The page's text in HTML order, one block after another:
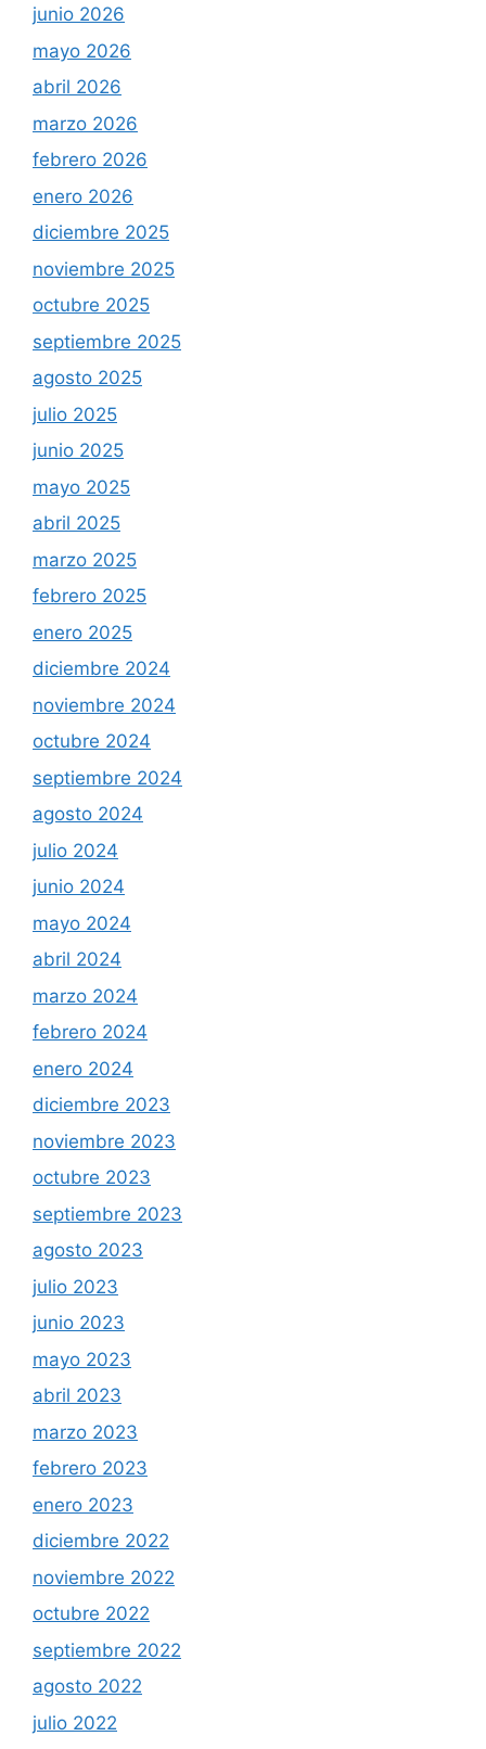
junio 2026
mayo 2026
abril 2026
marzo 2026
febrero 2026
enero 2026
diciembre 2025
noviembre 2025
octubre 2025
septiembre 2025
agosto 2025
julio 2025
junio 2025
mayo 2025
abril 2025
marzo 2025
febrero 2025
enero 2025
diciembre 2024
noviembre 2024
octubre 2024
septiembre 2024
agosto 2024
julio 2024
junio 2024
mayo 2024
abril 2024
marzo 2024
febrero 2024
enero 2024
diciembre 2023
noviembre 2023
octubre 2023
septiembre 2023
agosto 2023
julio 2023
junio 2023
mayo 2023
abril 2023
marzo 2023
febrero 2023
enero 2023
diciembre 2022
noviembre 2022
octubre 2022
septiembre 2022
agosto 2022
julio 2022